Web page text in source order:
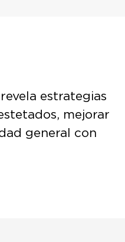
estrategias
mejorar
general con